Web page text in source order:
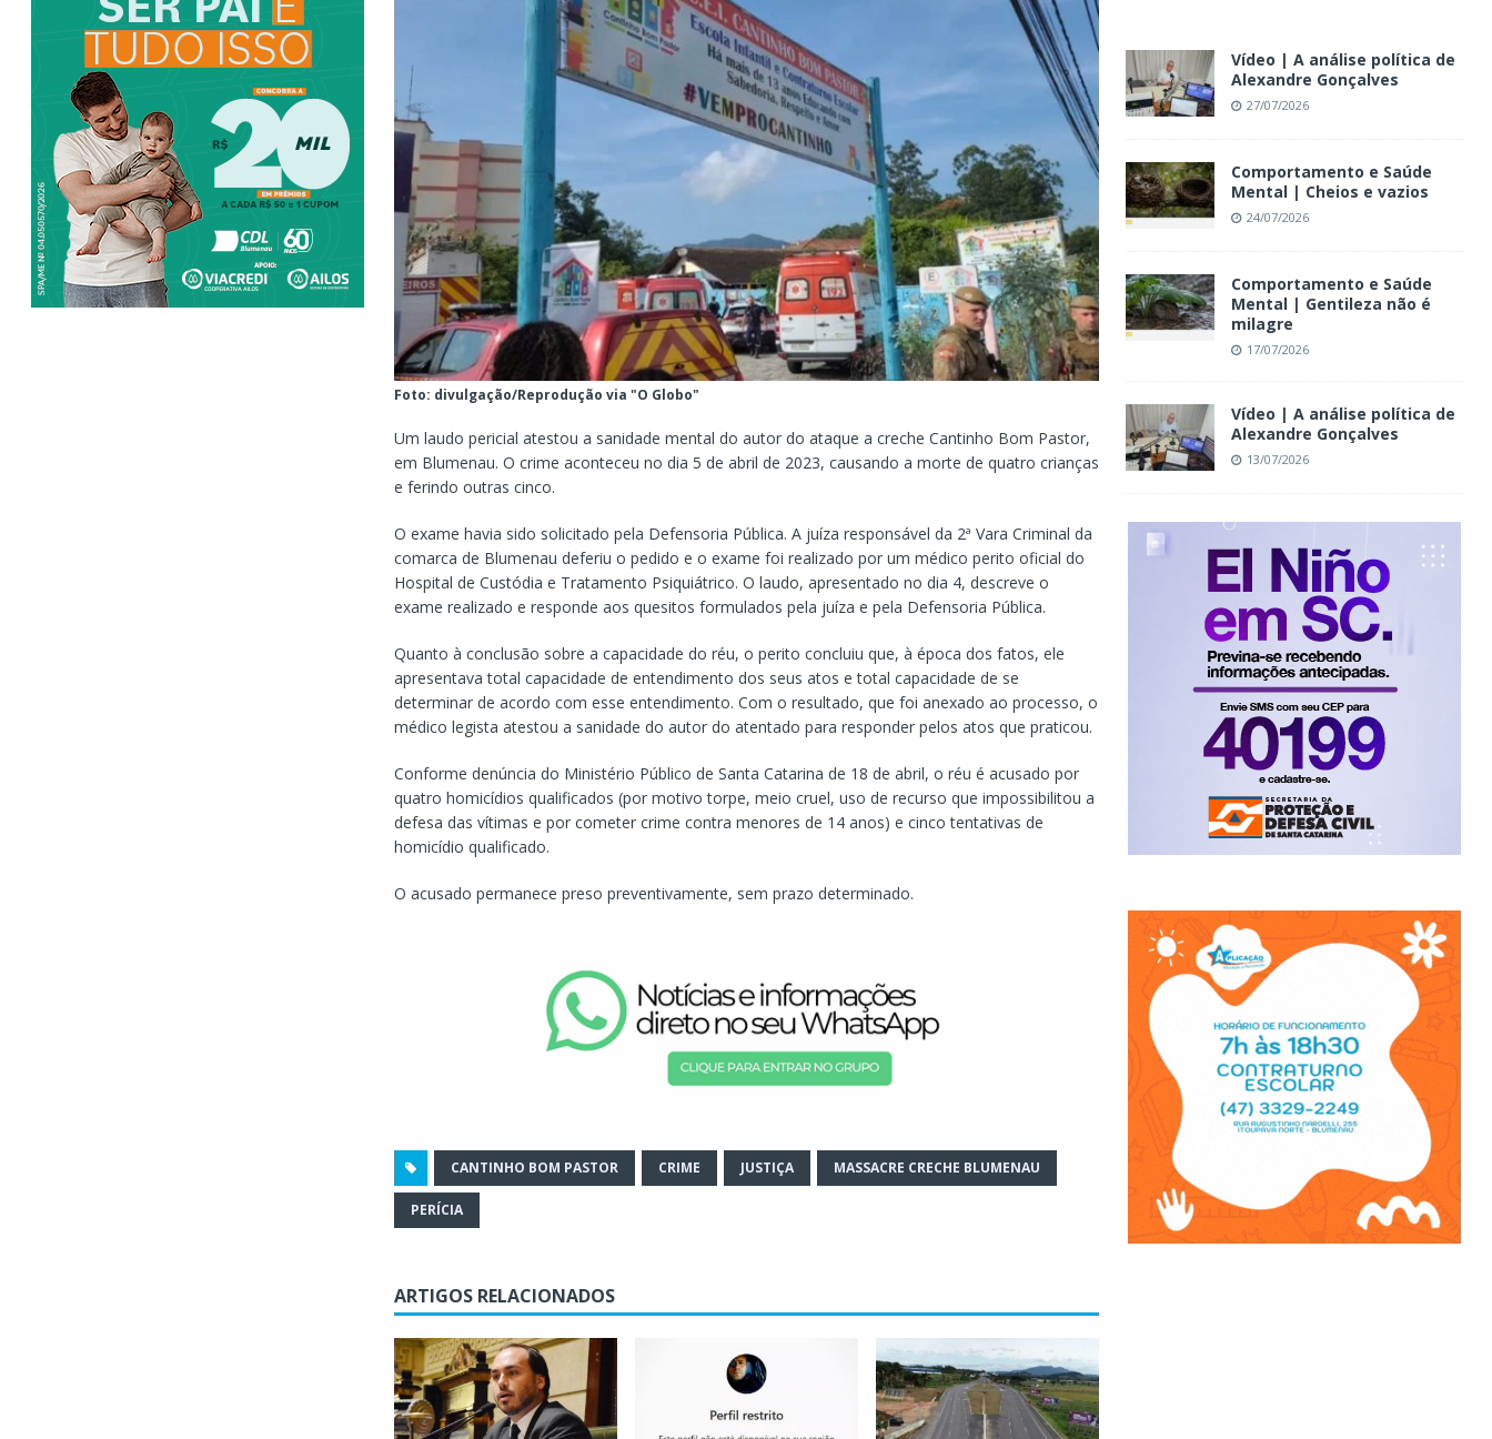
Foto: divulgação/Reprodução via "O Globo"
Um laudo pericial atestou a sanidade mental do autor do ataque a creche Cantinho Bom Pastor,
em Blumenau. O crime aconteceu no dia 5 de abril de 2023, causando a morte de quatro crianças
e ferindo outras cinco.
O exame havia sido solicitado pela Defensoria Pública. A juíza responsável da 2ª Vara Criminal da
comarca de Blumenau deferiu o pedido e o exame foi realizado por um médico perito oficial do
Hospital de Custódia e Tratamento Psiquiátrico. O laudo, apresentado no dia 4, descreve o
exame realizado e responde aos quesitos formulados pela juíza e pela Defensoria Pública.
Quanto à conclusão sobre a capacidade do réu, o perito concluiu que, à época dos fatos, ele
apresentava total capacidade de entendimento dos seus atos e total capacidade de se
determinar de acordo com esse entendimento. Com o resultado, que foi anexado ao processo, o
médico legista atestou a sanidade do autor do atentado para responder pelos atos que praticou.
Conforme denúncia do Ministério Público de Santa Catarina de 18 de abril, o réu é acusado por
quatro homicídios qualificados (por motivo torpe, meio cruel, uso de recurso que impossibilitou a
defesa das vítimas e por cometer crime contra menores de 14 anos) e cinco tentativas de
homicídio qualificado.
O acusado permanece preso preventivamente, sem prazo determinado.
CANTINHO BOM PASTOR CRIME JUSTIÇA MASSACRE CRECHE BLUMENAU
PERÍCIA
ARTIGOS RELACIONADOS
Vídeo | A análise política de
Alexandre Gonçalves
27/07/2026
Comportamento e Saúde
Mental | Cheios e vazios
24/07/2026
Comportamento e Saúde
Mental | Gentileza não é
milagre
17/07/2026
Vídeo | A análise política de
Alexandre Gonçalves
13/07/2026